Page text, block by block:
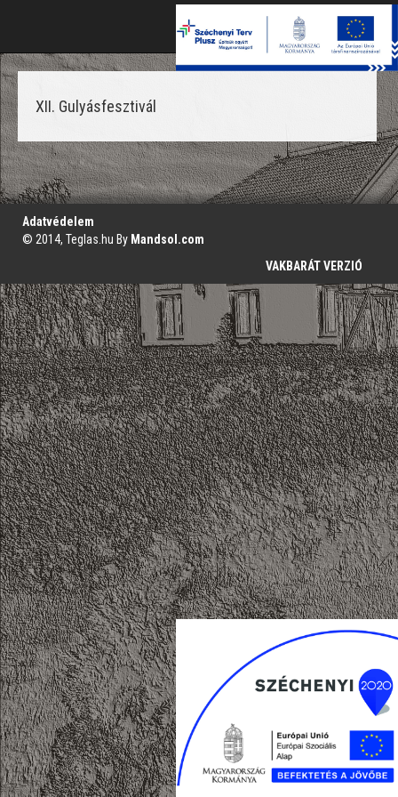
XII. Gulyásfesztivál
';
Adatvédelem
© 2014, Teglas.hu By Mandsol.com
VAKBARÁT VERZIÓ